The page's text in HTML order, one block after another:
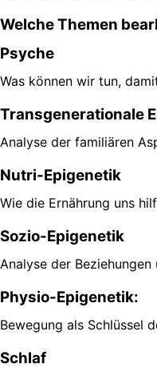
Welche Themen
Psyche
Was können wir tun,
Transgenerationale
Analyse der familiären
Nutri-Epigenetik
Wie die Ernährung uns
Sozio-Epigenetik
Analyse der
Physio-Epigenetik:
Bewegung als Schlüssel
Schlaf